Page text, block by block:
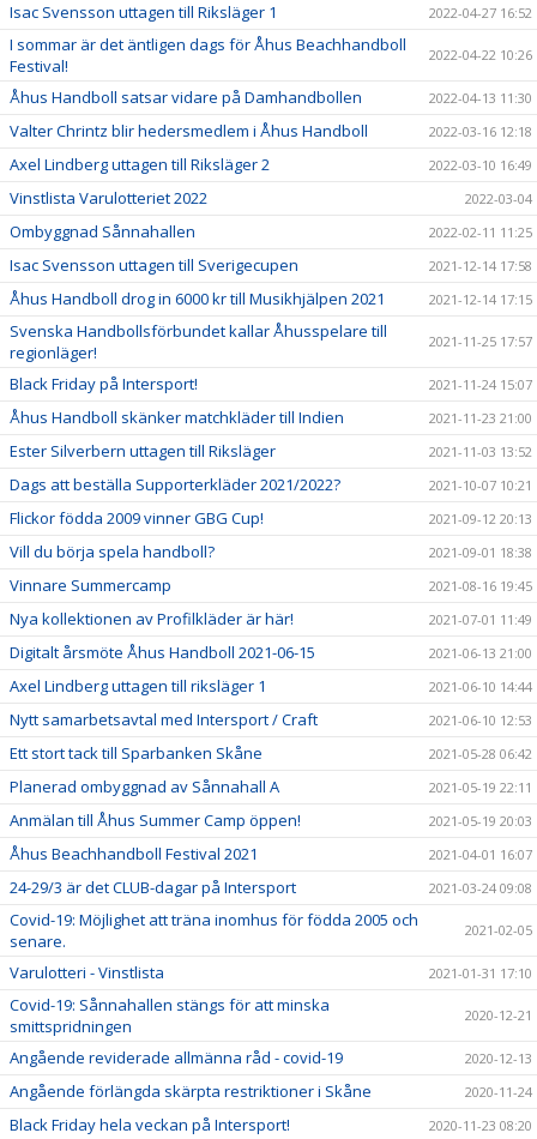
Isac Svensson uttagen till Riksläger 1 2022-04-27 16:52
I sommar är det äntligen dags för Åhus Beachhandboll
Festival!
2022-04-22 10:26
Åhus Handboll satsar vidare på Damhandbollen 2022-04-13 11:30
Valter Chrintz blir hedersmedlem i Åhus Handboll 2022-03-16 12:18
Axel Lindberg uttagen till Riksläger 2 2022-03-10 16:49
Vinstlista Varulotteriet 2022 2022-03-04
Ombyggnad Sånnahallen 2022-02-11 11:25
Isac Svensson uttagen till Sverigecupen 2021-12-14 17:58
Åhus Handboll drog in 6000 kr till Musikhjälpen 2021 2021-12-14 17:15
Svenska Handbollsförbundet kallar Åhusspelare till
regionläger!
2021-11-25 17:57
Black Friday på Intersport! 2021-11-24 15:07
Åhus Handboll skänker matchkläder till Indien 2021-11-23 21:00
Ester Silverbern uttagen till Riksläger 2021-11-03 13:52
Dags att beställa Supporterkläder 2021/2022? 2021-10-07 10:21
Flickor födda 2009 vinner GBG Cup! 2021-09-12 20:13
Vill du börja spela handboll? 2021-09-01 18:38
Vinnare Summercamp 2021-08-16 19:45
Nya kollektionen av Profilkläder är här! 2021-07-01 11:49
Digitalt årsmöte Åhus Handboll 2021-06-15 2021-06-13 21:00
Axel Lindberg uttagen till riksläger 1 2021-06-10 14:44
Nytt samarbetsavtal med Intersport / Craft 2021-06-10 12:53
Ett stort tack till Sparbanken Skåne 2021-05-28 06:42
Planerad ombyggnad av Sånnahall A 2021-05-19 22:11
Anmälan till Åhus Summer Camp öppen! 2021-05-19 20:03
Åhus Beachhandboll Festival 2021 2021-04-01 16:07
24-29/3 är det CLUB-dagar på Intersport 2021-03-24 09:08
Covid-19: Möjlighet att träna inomhus för födda 2005 och
senare.
2021-02-05
Varulotteri - Vinstlista 2021-01-31 17:10
Covid-19: Sånnahallen stängs för att minska
smittspridningen
2020-12-21
Angående reviderade allmänna råd - covid-19 2020-12-13
Angående förlängda skärpta restriktioner i Skåne 2020-11-24
Black Friday hela veckan på Intersport! 2020-11-23 08:20